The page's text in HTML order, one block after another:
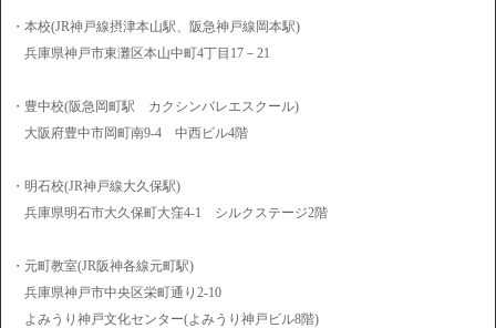
・本校(JR神戸線摂津本山駅、阪急神戸線岡本駅)
兵庫県神戸市東灘区本山中町4丁目17－21
・豊中校(阪急岡町駅 カクシンバレエスクール)
大阪府豊中市岡町南9-4 中西ビル4階
・明石校(JR神戸線大久保駅)
兵庫県明石市大久保町大窪4-1 シルクステージ2階
・元町教室(JR阪神各線元町駅)
兵庫県神戸市中央区栄町通り2-10
よみうり神戸文化センター(よみうり神戸ビル8階)